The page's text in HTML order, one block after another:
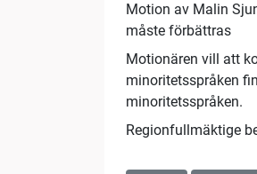
Motion av Malin
måste förbättras
Motionären vill att
minoritetsspråken
minoritetsspråken.
Regionfullmäktige